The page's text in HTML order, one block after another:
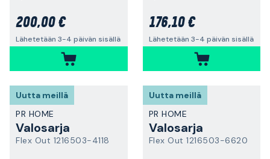
200,00 €
Lähetetään 3-4 päivän sisällä
176,10 €
Lähetetään 3-4 päivän sisällä
Uutta meillä
PR HOME
Valosarja
Flex Out 1216503-4118
Uutta meillä
PR HOME
Valosarja
Flex Out 1216503-6620